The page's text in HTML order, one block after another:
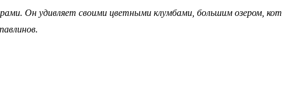
Он удивляет своими цветными клумбами, большим озером,
павлинов.